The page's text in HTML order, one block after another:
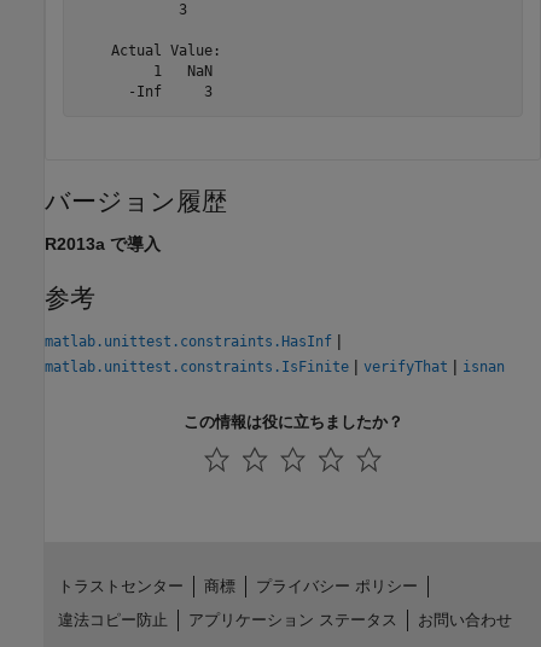
            3
    Actual Value:
         1   NaN
      -Inf     3
バージョン履歴
R2013a で導入
参考
matlab.unittest.constraints.HasInf |
matlab.unittest.constraints.IsFinite | verifyThat | isnan
この情報は役に立ちましたか？
トラストセンター 商標
プライバシー ポリシー
違法コピー防止
アプリケーション ステータス
お問い合わせ